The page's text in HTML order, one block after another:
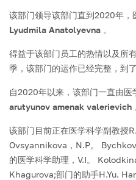
该部门领导该部门直到2020年，
Lyudmila Anatolyevna 。
得益于该部门员工的热情以及所
季，该部门的运作已经完整，到
自2020年以来，该部门一直由医
arutyunov amenak valerievich
该部门目前正在医学科学副教授
Ovsyannikova，N.P。
的医学科学助理，V.I。
Khagurova;部门的助手H.Yu.